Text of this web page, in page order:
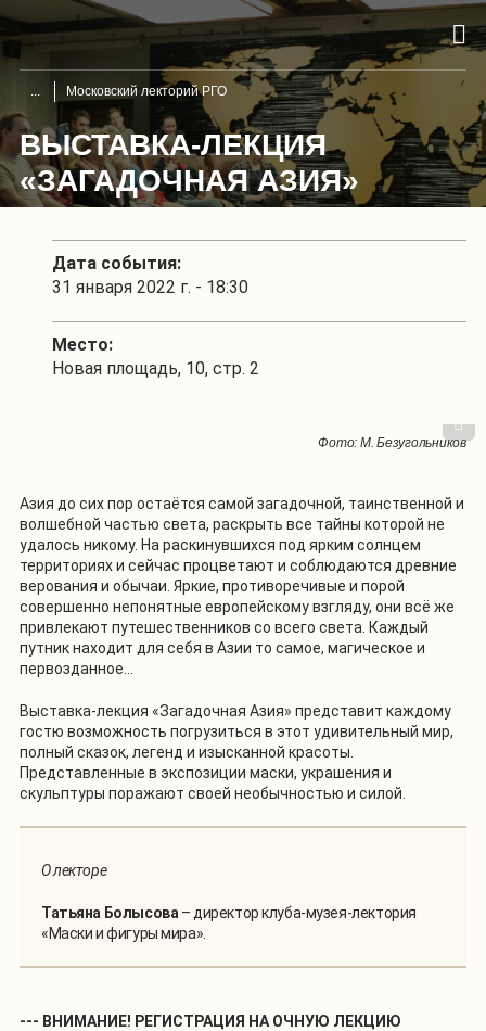
Московский лекторий РГО
ВЫСТАВКА-ЛЕКЦИЯ
«ЗАГАДОЧНАЯ АЗИЯ»
Дата события:
31 января 2022 г. - 18:30
Место:
Новая площадь, 10, стр. 2
Фото: М. Безугольников
Фото: М. Безугольников
Фото: М. Безугольников
Азия до сих пор остаётся самой загадочной, таинственной и
волшебной частью света, раскрыть все тайны которой не
удалось никому. На раскинувшихся под ярким солнцем
территориях и сейчас процветают и соблюдаются древние
верования и обычаи. Яркие, противоречивые и порой
совершенно непонятные европейскому взгляду, они всё же
привлекают путешественников со всего света. Каждый
путник находит для себя в Азии то самое, магическое и
первозданное...
Выставка-лекция «Загадочная Азия» представит каждому
гостю возможность погрузиться в этот удивительный мир,
полный сказок, легенд и изысканной красоты.
Представленные в экспозиции маски, украшения и
скульптуры поражают своей необычностью и силой.
О лекторе
Татьяна Болысова – директор клуба-музея-лектория
«Маски и фигуры мира».
--- ВНИМАНИЕ! РЕГИСТРАЦИЯ НА ОЧНУЮ ЛЕКЦИЮ